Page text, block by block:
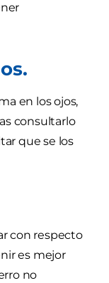
en los ojos,
consultarlo
que se los
con respecto
es mejor
no